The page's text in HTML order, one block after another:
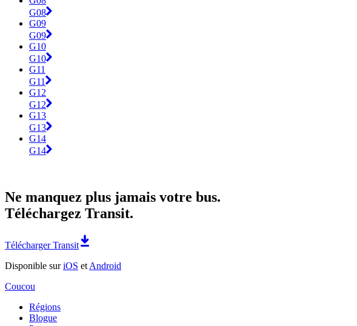
G08
G09
G09
G10
G10
G11
G11
G12
G12
G13
G13
G14
G14
Ne manquez plus jamais votre bus.
Téléchargez Transit.
Télécharger Transit
Disponible suriOS et Android
Coucou
Régions
Blogue